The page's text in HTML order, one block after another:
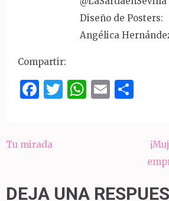
Diseño de Posters:
Angélica
Compartir:
Facebook
TwitterEmail
Navegación
Tu mirada
DEJA UNA